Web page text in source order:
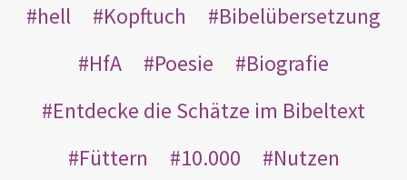
hell
Kopftuch
Bibelübersetzung
HfA
Poesie
Biografie
Entdecke die Schätze im Bibeltext
Füttern
10.000
Nutzen